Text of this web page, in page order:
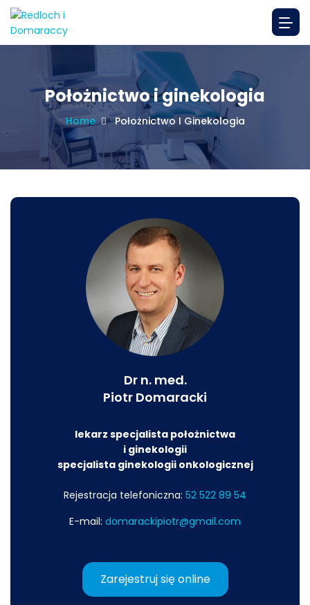
Położnictwo i ginekologia
Home Położnictwo I Ginekologia
Dr n. med.
Piotr Domaracki
lekarz specjalista położnictwa
i ginekologii
specjalista ginekologii onkologicznej
Rejestracja telefoniczna: 52 522 89 54
E-mail: domarackipiotr@gmail.com
Zarejestruj się online